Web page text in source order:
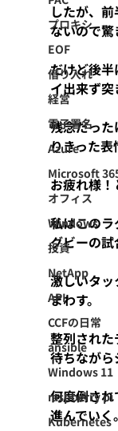
プロキシ
EOF
借り入れ
経営
電子署名
Azure
Microsoft
オフィス
Windows
投資
NetApp
API
CCFの日常
ansible
Windows 11
raspberry pi
Kubernetes
したが、
ないので驚
だけど後
イ出来ず突
残念だっ
りきった表
お疲れ様！
私はこの
グビーの試
激しいタ
まわす。
整列され
待ちながら
何度倒さ
進んでいく。